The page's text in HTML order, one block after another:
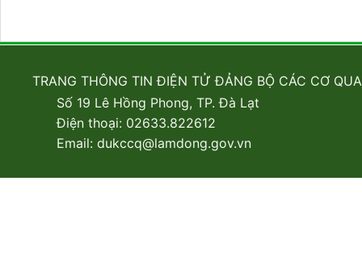
TRANG THÔNG TIN ĐIỆN TỬ ĐẢNG BỘ CÁC CƠ
Số 19 Lê Hồng Phong, TP. Đà Lạt
Điện thoại: 02633.822612
Email: dukccq@lamdong.gov.vn